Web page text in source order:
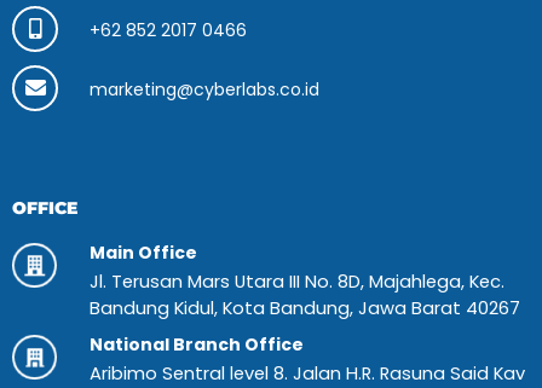
+62 852 2017 0466
marketing@cyberlabs.co.id
OFFICE
Main Office
Jl. Terusan Mars Utara III No. 8D, Majahlega, Kec.
Bandung Kidul, Kota Bandung, Jawa Barat 40267
National Branch Office
Aribimo Sentral level 8. Jalan H.R. Rasuna Said Kav